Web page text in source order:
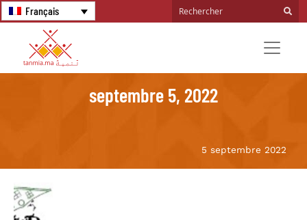
Français
septembre 5, 2022
5 septembre 2022